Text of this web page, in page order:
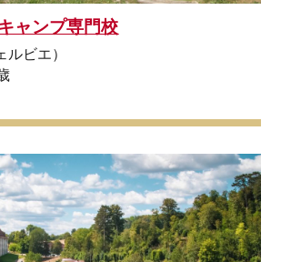
ャンプ専門校
ルビエ）